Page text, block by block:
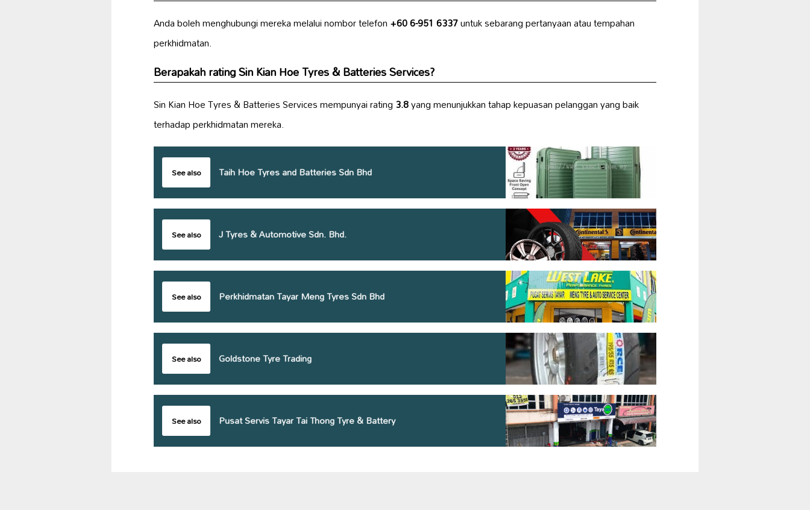
Anda boleh menghubungi mereka melalui nombor telefon+60 6-951 6337untuk sebarang pertanyaan atau tempahan
perkhidmatan.
Berapakah rating Sin Kian Hoe Tyres & Batteries Services?
Sin Kian Hoe Tyres & Batteries Services mempunyai rating3.8yang menunjukkan tahap kepuasan pelanggan yang baik
terhadap perkhidmatan mereka.
See also Taih Hoe Tyres and Batteries Sdn Bhd
See also J Tyres & Automotive Sdn. Bhd.
See also Perkhidmatan Tayar Meng Tyres Sdn Bhd
See also Goldstone Tyre Trading
See also Pusat Servis Tayar Tai Thong Tyre & Battery